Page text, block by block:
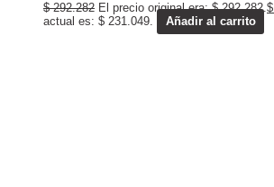
$292.282 El precio original era: $ 292.282.$
actual es: $ 231.049.
Añadir al carrito